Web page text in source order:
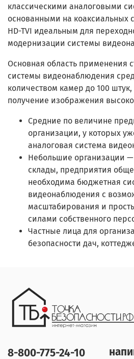
классическими аналоговыми
основанными на коаксиальных
HD-TVI идеальным для
модернизации системы
Основная область применения
системы видеонаблюдения
количеством камер до 100 штук,
получение изображения
Средние по величине
организации, у которых
аналоговая система
Небольшие организации
склады, предприятия
необходима бюджетная
видеонаблюдения с
масштабирования и
силами собственного
Частные лица для
безопасности дач,
8-800-775-24-10